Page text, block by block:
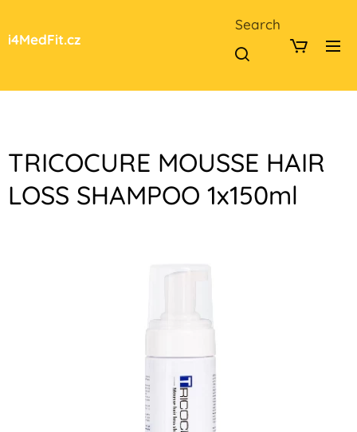
i4MedFit.cz
Search
TRICOCURE MOUSSE HAIR
LOSS SHAMPOO 1x150ml